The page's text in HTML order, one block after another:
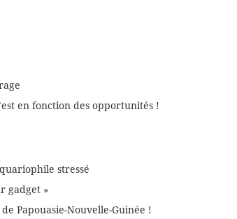
en fonction des opportunités !
stressé
gadget »
Papouasie-Nouvelle-Guinée !